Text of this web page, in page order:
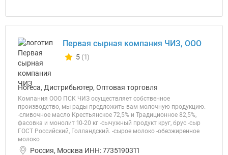
Первая сырная компания ЧИЗ, ООО
Количество отзывов у компании всего и сегодня
5 (1)
Horeca, Дистрибьютер, Оптовая торговля
Компания ООО ПСК ЧИЗ осуществляет собственное
производство, мы рады предложить вам молочную продукцию.
-сливочное масло Крестьянское 72,5% и Традиционное 82,5%,
фасовка и монолит 10-20 кг -сычужный продукт круг, брус -сыр
ГОСТ Российский, Голландский. -сырое молоко -обезжиренное
молоко
Россия, Москва ИНН: 7735190311